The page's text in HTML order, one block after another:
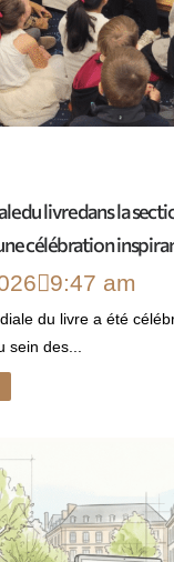
du livre dans la
célébration
9:47 am
du livre a été
sein des...